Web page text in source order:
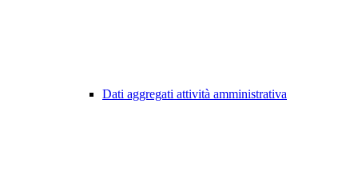
Dati aggregati attività amministrativa